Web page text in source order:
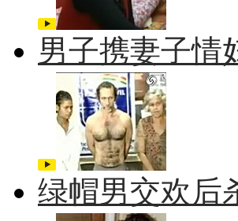
男子携妻子情
绿帽男交欢后